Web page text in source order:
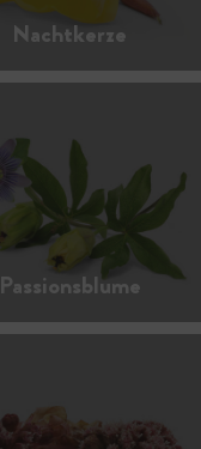
Nachtkerze
Passionsblume